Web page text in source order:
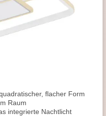
flacher Form
Raum
integrierte Nachtlicht